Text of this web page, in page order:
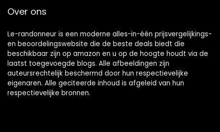
Over ons
Le-randonneur is een moderne alles-in-één prijsvergelijkings-
en beoordelingswebsite die de beste deals biedt die
beschikbaar zijn op amazon en u op de hoogte houdt via de
laatst toegevoegde blogs. Alle afbeeldingen zijn
auteursrechtelijk beschermd door hun respectievelijke
eigenaren. Alle geciteerde inhoud is afgeleid van hun
respectievelijke bronnen.